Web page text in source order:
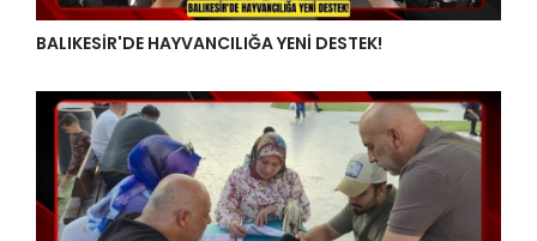
BALIKESİR'DE HAYVANCILIĞA YENİ DESTEK!